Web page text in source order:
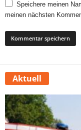
Speichere meinen
meinen nächsten
Aktuell